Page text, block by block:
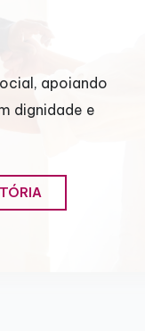
apoiando
dignidade e